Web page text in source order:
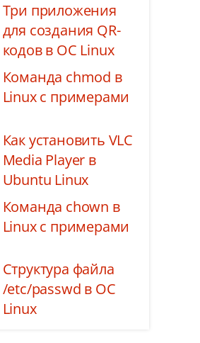
Три приложения
для создания QR-
кодов в ОС Linux
Команда chmod в
Linux с примерами
Как установить VLC
Media Player в
Ubuntu Linux
Команда chown в
Linux с примерами
Структура файла
/etc/passwd в ОС
Linux